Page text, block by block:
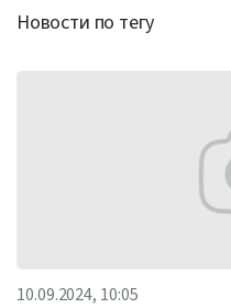
Новости по тегу
10.09.2024, 10:05